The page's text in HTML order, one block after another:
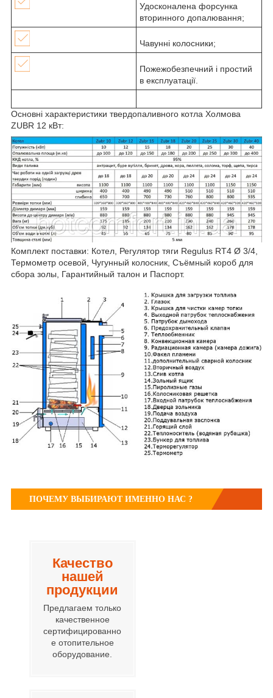
Удосконалена форсунка
вторинного допалювання;
Чавунні колосники;
Пожежобезпечний і простий
в експлуатації.
Основні характеристики твердопаливного котла Холмова
ZUBR 12 кВт:
Комплект поставки: Котел, Регулятор тяги Regulus RT4 Ø 3/4,
Термометр осевой, Чугунный колосник, Съёмный короб для
сбора золы, Гарантийный талон и Паспорт.
ПОЧЕМУ ВЫБИРАЮТ ИМЕННО НАС ?
Качество
нашей
продукции
Предлагаем только
качественное
сертифицированно
е отопительное
оборудование.